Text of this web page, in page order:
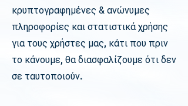
κρυπτογραφημένες & ανώνυμες
πληροφορίες και στατιστικά χρήσης
για τους χρήστες μας, κάτι που πριν
το κάνουμε, θα διασφαλίζουμε ότι δεν
σε ταυτοποιούν.